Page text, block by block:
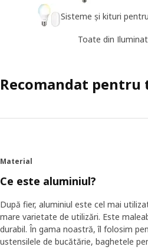
Sisteme și kituri
Toate din
Recomandat pentru
Material
Ce este aluminiul?
După fier, aluminiul este cel mai
mare varietate de utilizări. Este
durabil. În gama noastră, îl folosim
ustensilele de bucătărie, baghetele